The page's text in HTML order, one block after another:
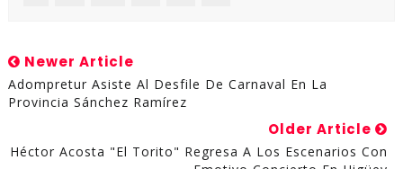
Newer Article
Adompretur Asiste Al Desfile De Carnaval En La
Provincia Sánchez Ramírez
Older Article
Héctor Acosta "El Torito" Regresa A Los Escenarios Con